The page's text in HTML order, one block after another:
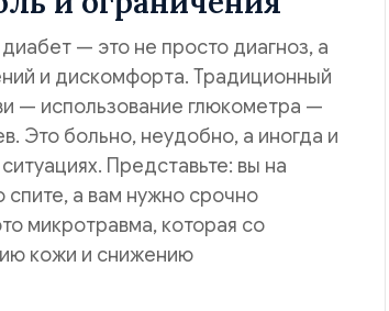
— это не просто диагноз, а
и дискомфорта. Традиционный
— использование глюкометра —
Это больно, неудобно, а иногда и
Представьте: вы на
спите, а вам нужно срочно
микротравма, которая со
кожи и снижению